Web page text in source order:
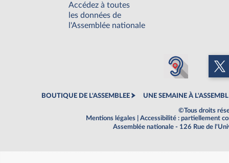
Accédez à toutes
les données de
l'Assemblée nationale
BOUTIQUE DE L'ASSEMBLEE UNE SEMAINE À
©Tous droits
Mentions légales
Accessibilité : partiellement
Assemblée nationale - 126 Rue de